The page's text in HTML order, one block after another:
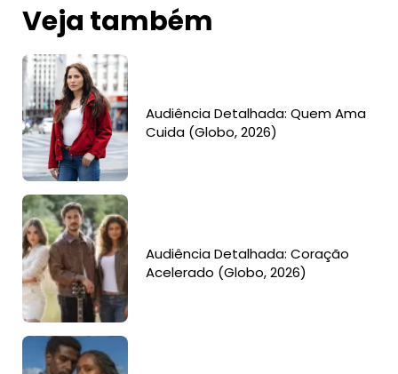
Veja também
Audiência Detalhada: Quem Ama
Cuida (Globo, 2026)
Audiência Detalhada: Coração
Acelerado (Globo, 2026)